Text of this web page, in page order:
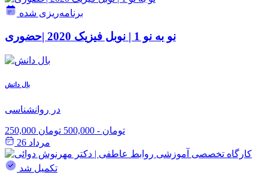
برنامه‌ریزی شده
نو به نو 1 | نوبل فیزیک 2020 |حضوری
بال دانش
در روانشناسی
250,000 تومان - 500,000 تومان
مرداد 26
تکمیل شد